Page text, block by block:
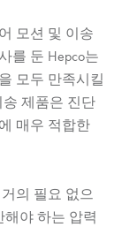
모션 및 이송
를 둔 Hepco는
모두 만족시킬
송 제품은 진단
매우 적합한
의 필요 없으
야 하는 압력